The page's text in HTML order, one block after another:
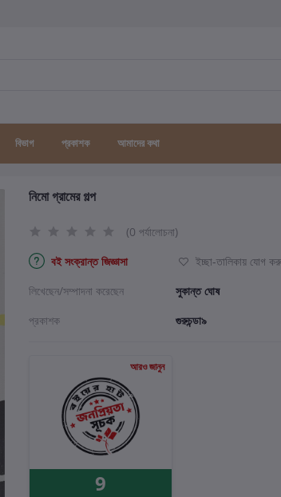
বিভাগ প্রকাশক আমাদের কথা
নিমো গ্রামের গল্প
(0 পর্যালোচনা)
বই সংক্রান্ত জিজ্ঞাসা
ইচ্ছা-তালিকায় যোগ
লিখেছেন/সম্পাদনা করেছেন
সুকান্ত ঘোষ
প্রকাশক
গুরুচন্ডা৯
আরও জানুন
9